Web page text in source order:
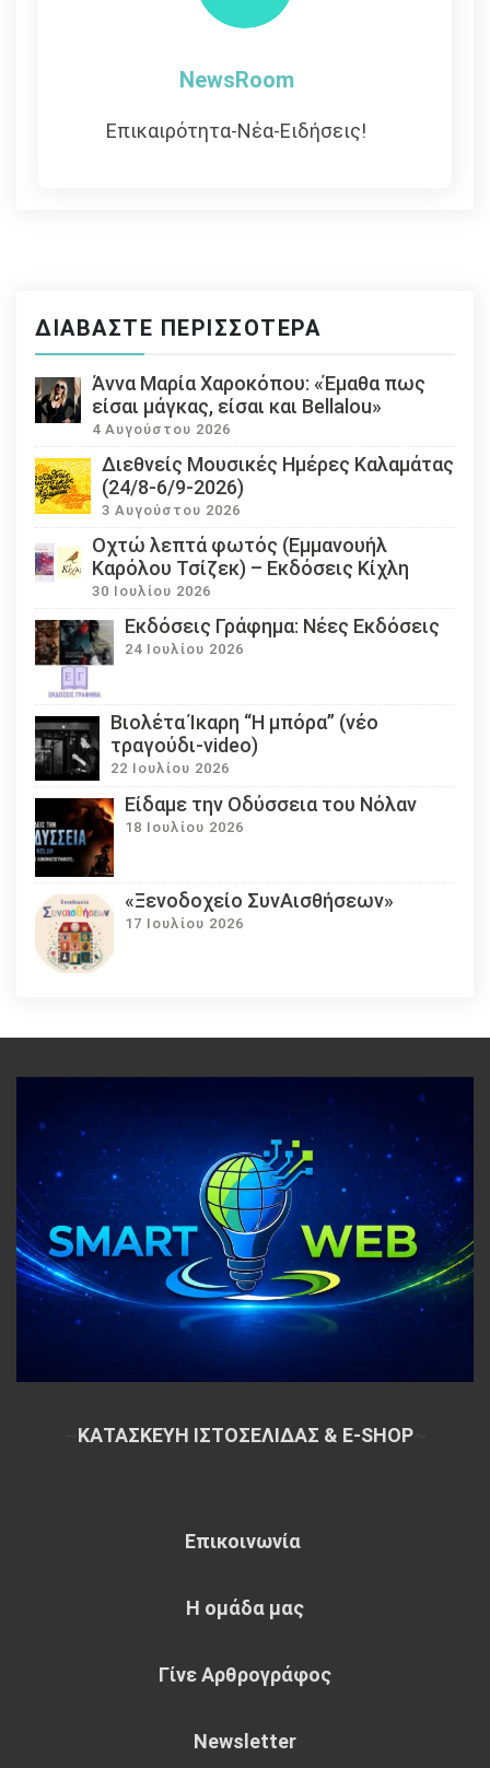
NewsRoom
Επικαιρότητα-Νέα-Ειδήσεις!
ΔΙΑΒΆΣΤΕ ΠΕΡΙΣΣΌΤΕΡΑ
Άννα Μαρία Χαροκόπου: «Έμαθα πως
είσαι μάγκας, είσαι και Bellalou»
4 Αυγούστου 2026
Διεθνείς Μουσικές Ημέρες Καλαμάτας
(24/8-6/9-2026)
3 Αυγούστου 2026
Οχτώ λεπτά φωτός (Εμμανουήλ
Καρόλου Τσίζεκ) – Εκδόσεις Κίχλη
30 Ιουλίου 2026
Εκδόσεις Γράφημα: Νέες Εκδόσεις
24 Ιουλίου 2026
Βιολέτα Ίκαρη “Η μπόρα” (νέο
τραγούδι-video)
22 Ιουλίου 2026
Eίδαμε την Οδύσσεια του Νόλαν
18 Ιουλίου 2026
«Ξενοδοχείο ΣυνΑισθήσεων»
17 Ιουλίου 2026
ΚΑΤΑΣΚΕΥΗ ΙΣΤΟΣΕΛΙΔΑΣ & E-SHOP~
Επικοινωνία
Η ομάδα μας
Γίνε Αρθρογράφος
Newsletter